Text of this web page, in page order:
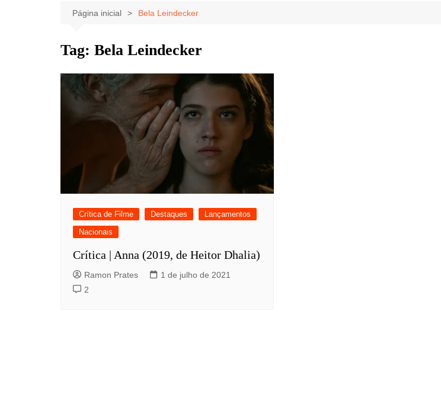
Celebridades
Música
Notícias
Clássicos
Página inicial Bela Leindecker
Tag: Bela Leindecker
Crítica de Filme Destaques
Lançamentos
Nacionais
Crítica | Anna (2019, de Heitor Dhalia)
Ramon Prates
1 de julho de 2021
2